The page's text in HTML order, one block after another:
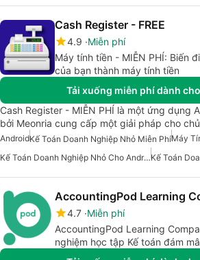
Cash Register - FREE
4.9 Miễn phí
Máy tính tiền - MIỄN PHÍ: Biến
của bạn thành máy tính tiền
Tải xuống miễn phí dành
Cash Register - MIỄN PHÍ là một ứng dụng
bởi Meonria cung cấp một giải pháp cho
AndroidKế Toán Doanh Nghiệp Nhỏ Miễn PhíMáy
Kế Toán Doanh Nghiệp Nhỏ Cho Android
AccountingPod Learning
4.7 Miễn phí
AccountingPod Learning
nghiệm học tập Kế toán đám